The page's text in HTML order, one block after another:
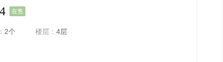
在售
2个 楼层： 4层